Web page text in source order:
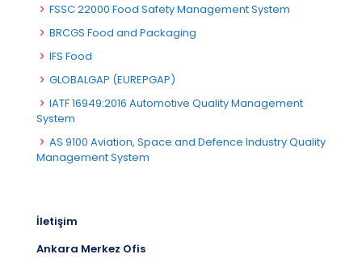
FSSC 22000 Food Safety Management System
BRCGS Food and Packaging
IFS Food
GLOBALGAP (EUREPGAP)
IATF 16949:2016 Automotive Quality Management
System
AS 9100 Aviation, Space and Defence Industry Quality
Management System
İletişim
Ankara Merkez Ofis